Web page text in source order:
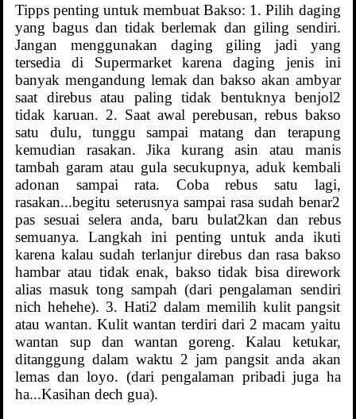
Tipps penting untuk membuat Bakso: 1. Pilih daging
yang bagus dan tidak berlemak dan giling sendiri.
Jangan menggunakan daging giling jadi yang
tersedia di Supermarket karena daging jenis ini
banyak mengandung lemak dan bakso akan ambyar
saat direbus atau paling tidak bentuknya benjol2
tidak karuan. 2. Saat awal perebusan, rebus bakso
satu dulu, tunggu sampai matang dan terapung
kemudian rasakan. Jika kurang asin atau manis
tambah garam atau gula secukupnya, aduk kembali
adonan sampai rata. Coba rebus satu lagi,
rasakan...begitu seterusnya sampai rasa sudah benar2
pas sesuai selera anda, baru bulat2kan dan rebus
semuanya. Langkah ini penting untuk anda ikuti
karena kalau sudah terlanjur direbus dan rasa bakso
hambar atau tidak enak, bakso tidak bisa dirework
alias masuk tong sampah (dari pengalaman sendiri
nich hehehe). 3. Hati2 dalam memilih kulit pangsit
atau wantan. Kulit wantan terdiri dari 2 macam yaitu
wantan sup dan wantan goreng. Kalau ketukar,
ditanggung dalam waktu 2 jam pangsit anda akan
lemas dan loyo. (dari pengalaman pribadi juga ha
ha...Kasihan dech gua).